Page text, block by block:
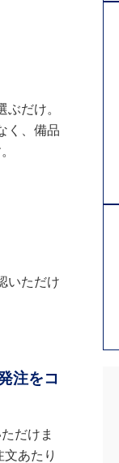
だけ。
く、備品
いただけ
注をコ
だけま
あたり